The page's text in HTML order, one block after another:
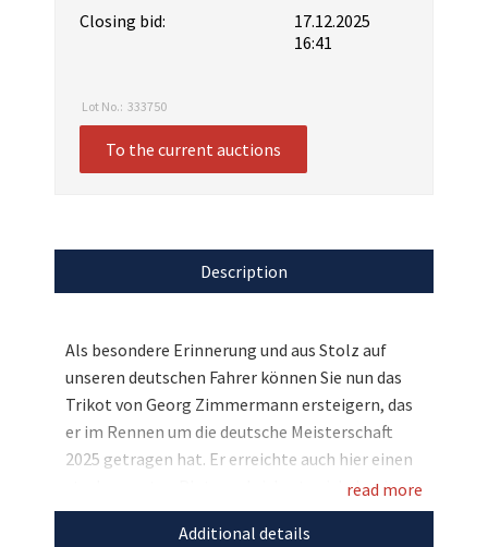
Closing bid:
17.12.2025
16:41
Lot No.: 333750
To the current auctions
Description
Als besondere Erinnerung und aus Stolz auf
unseren deutschen Fahrer können Sie nun das
Trikot von Georg Zimmermann ersteigern, das
er im Rennen um die deutsche Meisterschaft
2025 getragen hat. Er erreichte auch hier einen
starken ersten Platz und sicherte sich damit
den Gesamtsieg. Bieten Sie mit und ersteigern
Sie dieses besondere Sammlerstück für den
read more
Additional details